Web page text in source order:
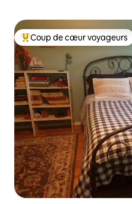
Coups de cœur voyageurs
Coup de cœur voyageurs